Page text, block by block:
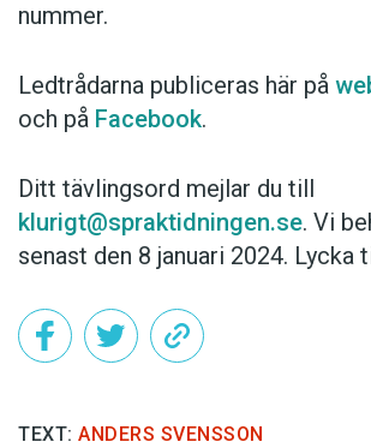
nummer.
Ledtrådarna publiceras här på
och på Facebook.
Ditt tävlingsord mejlar du till
klurigt@spraktidningen.se. Vi
senast den 8 januari 2024. Lycka
TEXT: ANDERS SVENSSON